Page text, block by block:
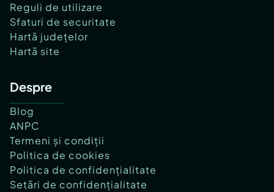
Reguli de utilizare
Sfaturi de securitate
Hartă județelor
Hartă site
Despre
Blog
ANPC
Termeni și condiții
Politica de cookies
Politica de confidențialitate
Setări de confidențialitate